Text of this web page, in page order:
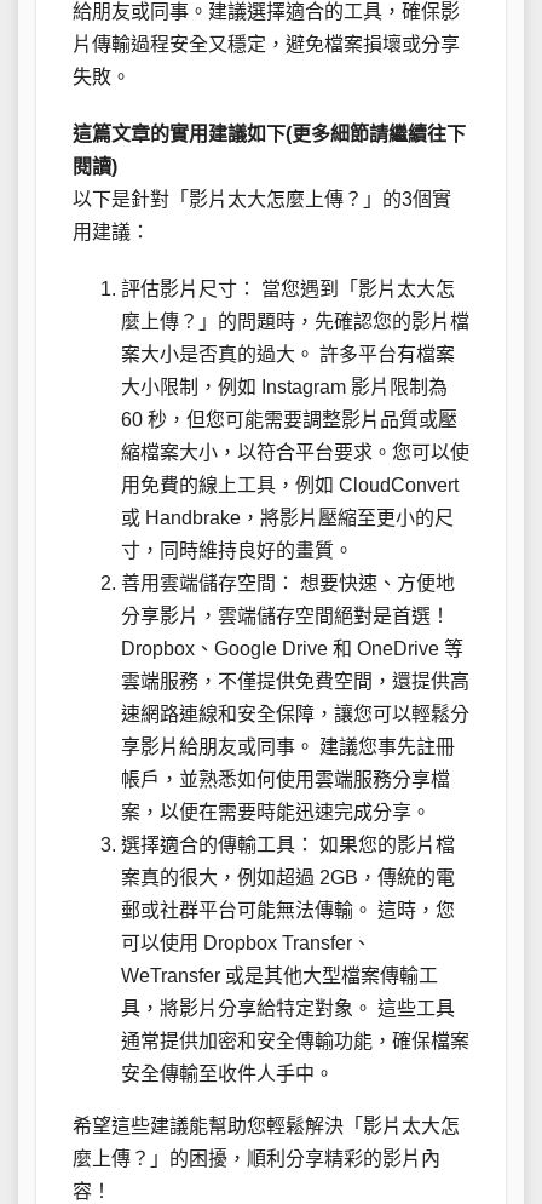
給朋友或同事。建議選擇適合的工具，確保影
片傳輸過程安全又穩定，避免檔案損壞或分享
失敗。
這篇文章的實用建議如下(更多細節請繼續往下
閱讀)
以下是針對「影片太大怎麼上傳？」的3個實
用建議：
評估影片尺寸： 當您遇到「影片太大怎
麼上傳？」的問題時，先確認您的影片檔
案大小是否真的過大。 許多平台有檔案
大小限制，例如 Instagram 影片限制為
60 秒，但您可能需要調整影片品質或壓
縮檔案大小，以符合平台要求。您可以使
用免費的線上工具，例如 CloudConvert
或 Handbrake，將影片壓縮至更小的尺
寸，同時維持良好的畫質。
善用雲端儲存空間： 想要快速、方便地
分享影片，雲端儲存空間絕對是首選！
Dropbox、Google Drive 和 OneDrive 等
雲端服務，不僅提供免費空間，還提供高
速網路連線和安全保障，讓您可以輕鬆分
享影片給朋友或同事。 建議您事先註冊
帳戶，並熟悉如何使用雲端服務分享檔
案，以便在需要時能迅速完成分享。
選擇適合的傳輸工具： 如果您的影片檔
案真的很大，例如超過 2GB，傳統的電
郵或社群平台可能無法傳輸。 這時，您
可以使用 Dropbox Transfer、
WeTransfer 或是其他大型檔案傳輸工
具，將影片分享給特定對象。 這些工具
通常提供加密和安全傳輸功能，確保檔案
安全傳輸至收件人手中。
希望這些建議能幫助您輕鬆解決「影片太大怎
麼上傳？」的困擾，順利分享精彩的影片內
容！